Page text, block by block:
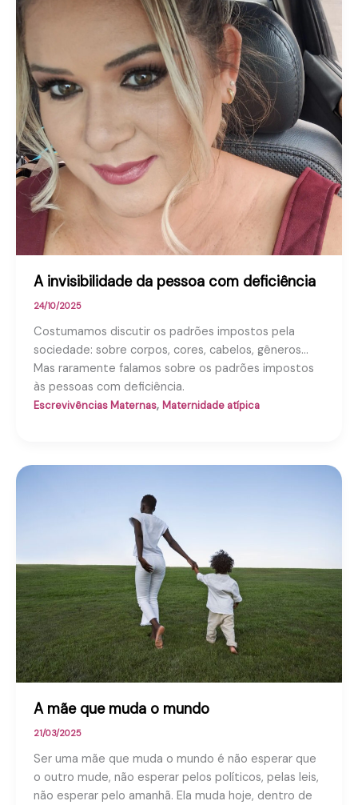
A invisibilidade da pessoa com deficiência
24/10/2025
Costumamos discutir os padrões impostos pela
sociedade: sobre corpos, cores, cabelos, gêneros…
Mas raramente falamos sobre os padrões impostos
às pessoas com deficiência.
Escrevivências Maternas, Maternidade atípica
A mãe que muda o mundo
21/03/2025
Ser uma mãe que muda o mundo é não esperar que
o outro mude, não esperar pelos políticos, pelas leis,
não esperar pelo amanhã. Ela muda hoje, dentro de